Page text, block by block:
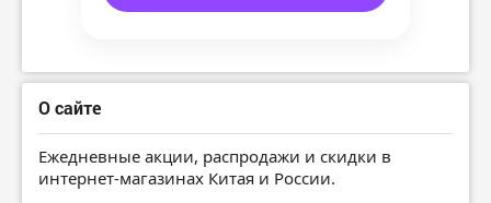
О сайте
Ежедневные акции, распродажи и скидки в
интернет-магазинах Китая и России.